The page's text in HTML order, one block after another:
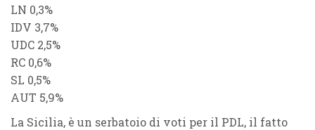
LN 0,3%
IDV 3,7%
UDC 2,5%
RC 0,6%
SL 0,5%
AUT 5,9%
La Sicilia, è un serbatoio di voti per il PDL, il fatto